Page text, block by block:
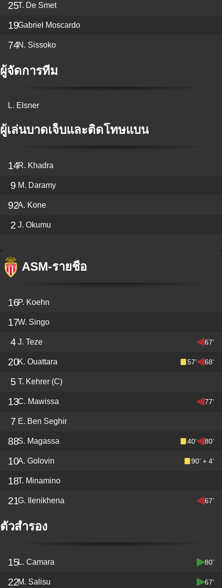
25T. De Smet
19Gabriel Moscardo
74N. Sissoko
ผู้จัดการทีม
L. Elsner
ผู้เล่นบาดเจ็บและติดโทษแบน
14R. Khadra
9 M. Daramy
92A. Kone
2 J. Okumu
ASM-รายชื่อ
16P. Koehn
17W. Singo
4 J. Teze 67’
20K. Ouattara 57’ 68’
5 T. Kehrer (C)
13C. Mawissa 77’
7 E. Ben Seghir
88S. Magassa 40’ 80’
10A. Golovin 90’ + 4’
18T. Minamino
21G. Ilenikhena 67’
ตัวสำรอง
15L. Camara 80’
22M. Salisu 67’